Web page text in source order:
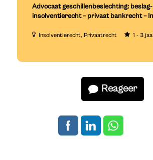
Advocaat geschillenbeslechting:
insolventierecht – privaat bankrecht –
Insolventierecht Privaatrecht 1 - 3
Reageer